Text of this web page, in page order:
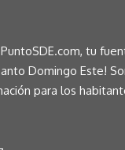
PuntoSDE.com, tu
Domingo Este!
para los